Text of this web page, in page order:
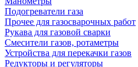
Подогреватели газа
Прочее для газосварочных работ
Рукава для газовой сварки
Смесители газов, ротаметры
Устройства для перекачки газов
Редукторы и регуляторы